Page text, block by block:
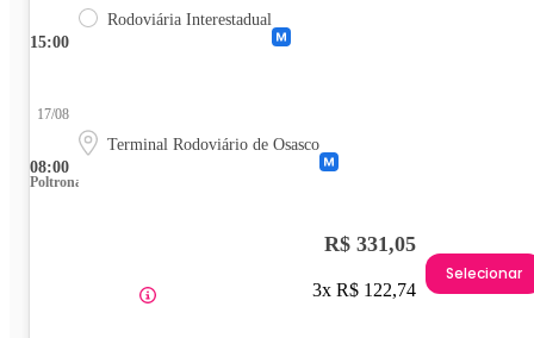
15:00
Rodoviária Interestadual
08:00
17/08
Terminal Rodoviário de Osasco
Poltrona
R$ 331,05
3x R$ 122,74
Selecionar